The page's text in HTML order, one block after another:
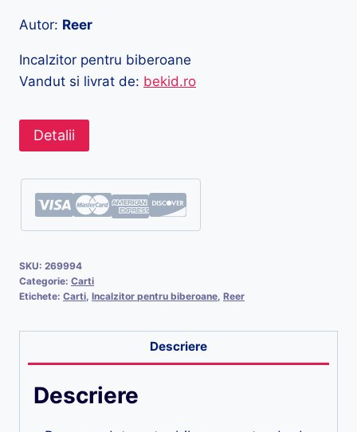
Autor: Reer
Incalzitor pentru biberoane
Vandut si livrat de: bekid.ro
Detalii
SKU: 269994
Categorie: Carti
Etichete: Carti Incalzitor pentru biberoane Reer
Descriere
Descriere